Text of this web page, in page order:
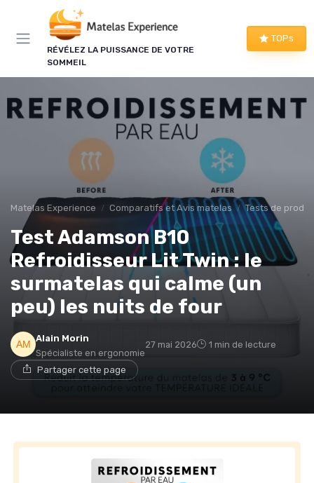
RÉVÉLEZ LA PUISSANCE DE VOTRE
SOMMEIL
TOPs
Matelas Experience Comparatifs et Avis matelas Tests de
Test Adamson B10
Refroidisseur Lit Twin : le
surmatelas qui calme (un
peu) les nuits de four
Alain Morin
Spécialiste en ergonomie
27 mai 2026 1 min de lecture
Partager cette page
Panneau de gestion des cookies